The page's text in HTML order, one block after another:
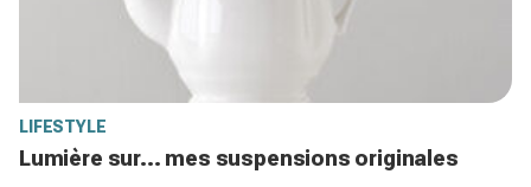
LIFESTYLE
Lumière sur... mes suspensions originales